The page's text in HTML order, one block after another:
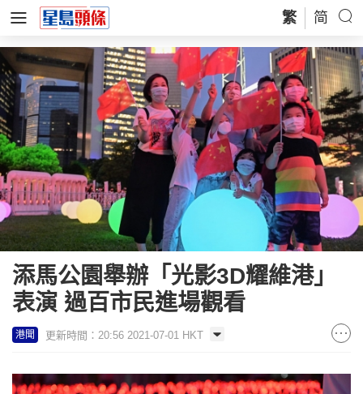
繁 简
添馬公園舉辦「光影3D耀維港」
表演 過百市民進場觀看
港聞 更新時間：20:56 2021-07-01 HKT